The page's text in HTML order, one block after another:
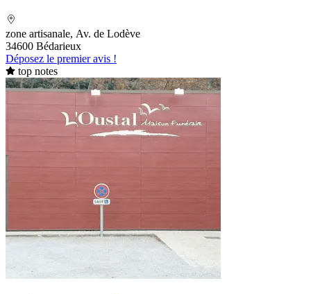
zone artisanale, Av. de Lodève
34600 Bédarieux
Déposez le premier avis !
top notes